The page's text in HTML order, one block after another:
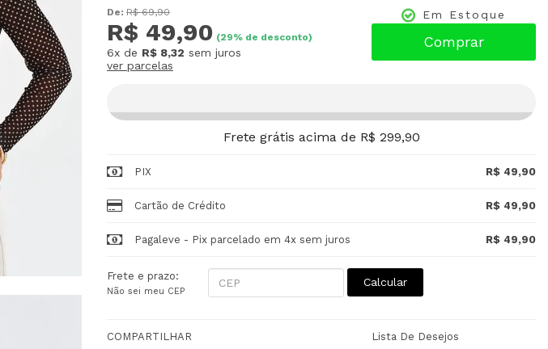
De: R$ 69,90
R$ 49,90 (29% de desconto)
6x de R$ 8,32 sem juros
ver parcelas
Em Estoque
Comprar
Frete grátis acima de R$ 299,90
PIX R$ 49,90
Cartão de Crédito R$ 49,90
Pagaleve - Pix parcelado em 4x sem juros R$ 49,90
Frete e prazo:
Não sei meu CEP
Calcular
COMPARTILHAR Lista De Desejos